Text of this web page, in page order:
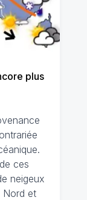
plus
ces
neigeux
Nord et